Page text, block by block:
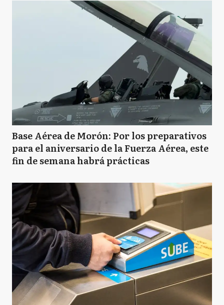
Base Aérea de Morón: Por los preparativos
para el aniversario de la Fuerza Aérea, este
fin de semana habrá prácticas